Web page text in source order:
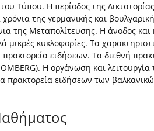
Τύπου. Η περίοδος της
της γερμανικής και
της Μεταπολίτευσης. Η άνοδος
μικρές κυκλοφορίες. Τα
ειδήσεων. Τα διεθνή
H οργάνωση και
πρακτορεία ειδήσεων των